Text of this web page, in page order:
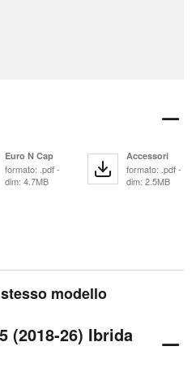
Euro N Cap
formato: .pdf -
dim: 4.7MB
Accessori
formato: .pdf -
dim: 2.5MB
modello
(2018-26) Ibrida